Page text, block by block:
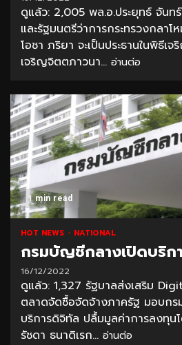
ดูแล้ว: 2,005 พล.อ.ประยุทธ์ จันท
และรัฐมนตรีว่าการกระทรวงกลาโ
โอชา ภริยา จะเป็นประธานในพิธีเ
เจริญจิตตภาวนา... อ่านต่อ
1 min read
HOT NEWS NATIONAL
กรมบัญชีกลางเปิดบริ
16/12/2022
ดูแล้ว: 1,327 รัฐบาลส่งเสริม
ตลาดจัดซื้อจัดจ้างภาครัฐ มอบ
บริการดิจิทัล ปลื้มมูลค่าการลงทุ
รัชดา ธนาดิเรก... อ่านต่อ